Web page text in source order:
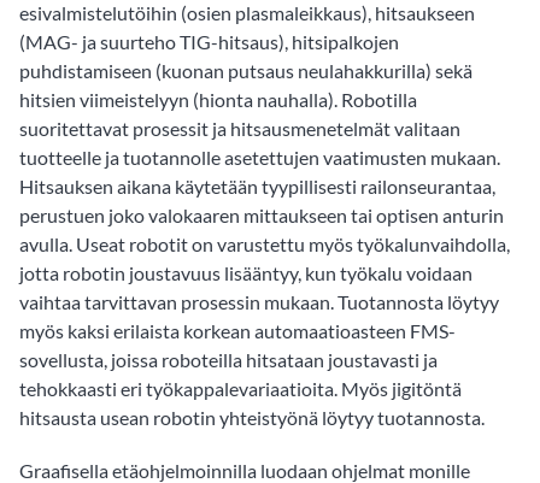
esivalmistelutöihin (osien plasmaleikkaus), hitsaukseen
(MAG- ja suurteho TIG-hitsaus), hitsipalkojen
puhdistamiseen (kuonan putsaus neulahakkurilla) sekä
hitsien viimeistelyyn (hionta nauhalla). Robotilla
suoritettavat prosessit ja hitsausmenetelmät valitaan
tuotteelle ja tuotannolle asetettujen vaatimusten mukaan.
Hitsauksen aikana käytetään tyypillisesti railonseurantaa,
perustuen joko valokaaren mittaukseen tai optisen anturin
avulla. Useat robotit on varustettu myös työkalunvaihdolla,
jotta robotin joustavuus lisääntyy, kun työkalu voidaan
vaihtaa tarvittavan prosessin mukaan. Tuotannosta löytyy
myös kaksi erilaista korkean automaatioasteen FMS-
sovellusta, joissa roboteilla hitsataan joustavasti ja
tehokkaasti eri työkappalevariaatioita. Myös jigitöntä
hitsausta usean robotin yhteistyönä löytyy tuotannosta.
Graafisella etäohjelmoinnilla luodaan ohjelmat monille